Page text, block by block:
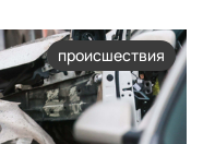
происшествия